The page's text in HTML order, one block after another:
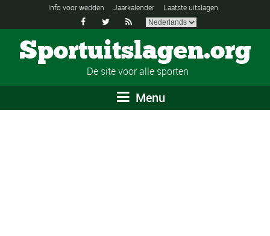
Info voor wedden Jaarkalender Laatste uitslagen
  
Sportuitslagen.org
De site voor alle sporten
Menu